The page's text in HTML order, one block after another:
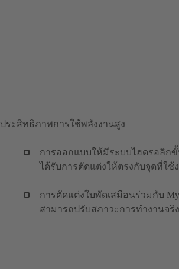
ประสิทธิภาพการใช้พลังงานสูง
การออกแบบให้มีระบบไฮดรอลิก
ได้รับการตัดแต่งให้ตรงกับจุดที่ใช้
การตัดแต่งใบพัดเสมือนร่วมกับ
สามารถปรับสภาวะการทำงานจ